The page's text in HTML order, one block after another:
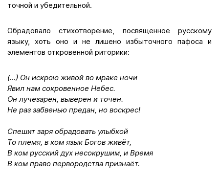
точной и убедительной.
Обрадовало стихотворение, посвященное русскому
языку, хоть оно и не лишено избыточного пафоса и
элементов откровенной риторики:
(…) Он искрою живой во мраке ночи
Явил нам сокровенное Небес.
Он лучезарен, выверен и точен.
Не раз забвенью предан, но воскрес!
Спешит заря обрадовать улыбкой
То племя, в ком язык Богов живёт,
В ком русский дух несокрушим, и Время
В ком право первородства признаёт.